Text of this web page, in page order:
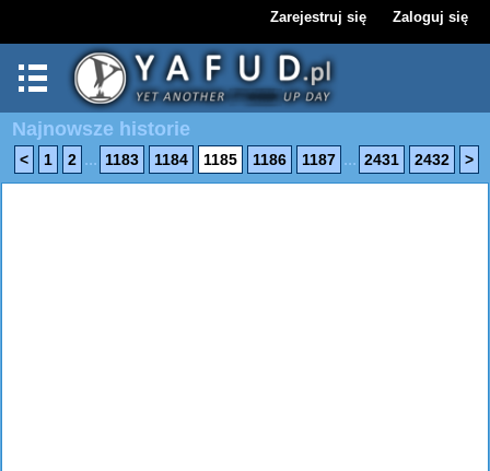
Zarejestruj się Zaloguj się
Najnowsze historie
< 1 2 ... 1183 1184 1185 1186 1187 ... 2431 2432 >